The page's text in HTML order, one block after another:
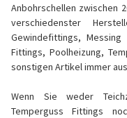
Anbohrschellen zwischen
verschiedenster
Gewindefittings,
Fittings, Poolheizung,
sonstigen Artikel immer
Wenn Sie weder
Temperguss Fittings